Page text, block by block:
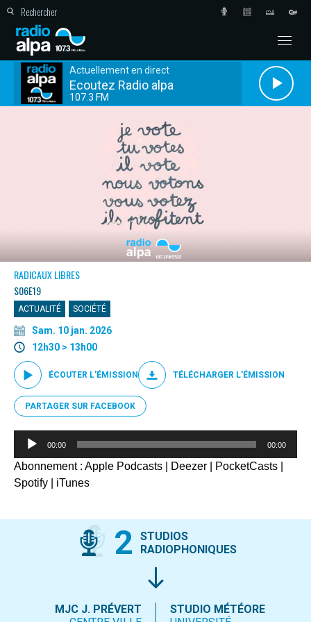
Actuellement en direct
Ecoutez Radio alpa
107.3 FM
RADICAUX LIBRES
S06E19
ACTUALITÉ SOCIÉTÉ
Sam. 10 jan. 2026
12h30 > 13h00
ÉCOUTER L'ÉMISSION TÉLÉCHARGER L'ÉMISSION
PARTAGER SUR FACEBOOK
Lecteur
00:00 00:00
Abonnement : Apple Podcasts Deezer PocketCasts
Spotify
iTunes
2
STUDIOS
RADIOPHONIQUES
MJC J. PRÉVERT
STUDIO MÉTÉORE